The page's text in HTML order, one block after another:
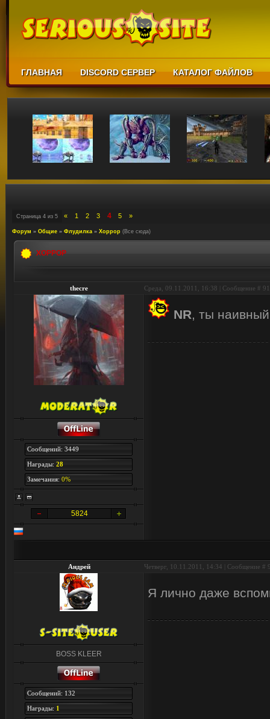
ГЛАВНАЯ DISCORD СЕРВЕР КАТАЛОГ ФАЙЛОВ
Страница 4 из 5 « 1 2 3 4 5 »
Форум » Общие » Флудилка » Хоррор (Все сюда)
ХОРРОР
thecre Среда, 09.11.2011, 16:38 | Сообщение # 91
Сообщений: 3449
Награды: 28
Замечания: 0%
5824
NR, ты
Андрей Четверг, 10.11.2011, 14:34 | Сообщение #
BOSS KLEER
Сообщений: 132
Награды: 1
Я лично даже